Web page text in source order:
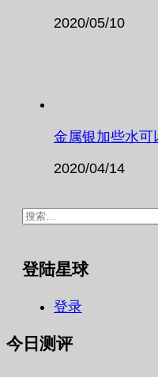
2020/05/10
金属银加些水可
2020/04/14
搜
登陆星球
登录
今日测评